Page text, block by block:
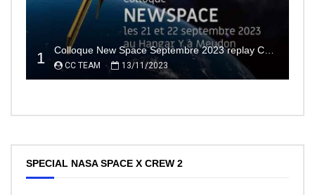
1 CC TEAM 13/11/2023
SPECIAL NASA SPACE X CREW 2